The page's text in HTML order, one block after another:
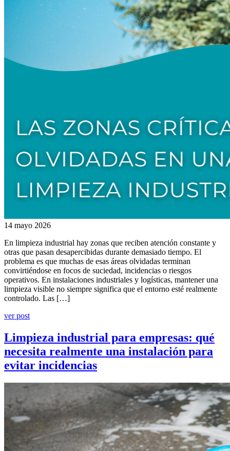
14 mayo 2026
En limpieza industrial hay zonas que reciben atención constante y
otras que pasan desapercibidas durante demasiado tiempo. El
problema es que muchas de esas áreas olvidadas terminan
convirtiéndose en focos de suciedad, incidencias o riesgos
operativos. En instalaciones industriales y logísticas, mantener una
limpieza visible no siempre significa que el entorno esté realmente
controlado. Las […]
ver post
Limpieza industrial para empresas: qué
necesita realmente una instalación para
evitar incidencias